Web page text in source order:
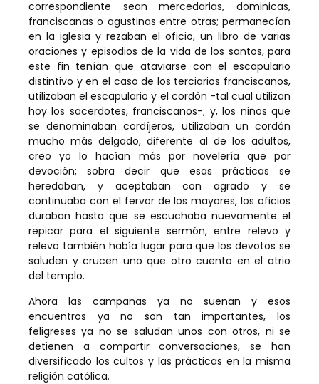
correspondiente sean mercedarias, dominicas,
franciscanas o agustinas entre otras; permanecían
en la iglesia y rezaban el oficio, un libro de varias
oraciones y episodios de la vida de los santos, para
este fin tenían que ataviarse con el escapulario
distintivo y en el caso de los terciarios franciscanos,
utilizaban el escapulario y el cordón -tal cual utilizan
hoy los sacerdotes, franciscanos-; y, los niños que
se denominaban cordíjeros, utilizaban un cordón
mucho más delgado, diferente al de los adultos,
creo yo lo hacían más por novelería que por
devoción; sobra decir que esas prácticas se
heredaban, y aceptaban con agrado y se
continuaba con el fervor de los mayores, los oficios
duraban hasta que se escuchaba nuevamente el
repicar para el siguiente sermón, entre relevo y
relevo también había lugar para que los devotos se
saluden y crucen uno que otro cuento en el atrio
del templo.
Ahora las campanas ya no suenan y esos
encuentros ya no son tan importantes, los
feligreses ya no se saludan unos con otros, ni se
detienen a compartir conversaciones, se han
diversificado los cultos y las prácticas en la misma
religión católica.